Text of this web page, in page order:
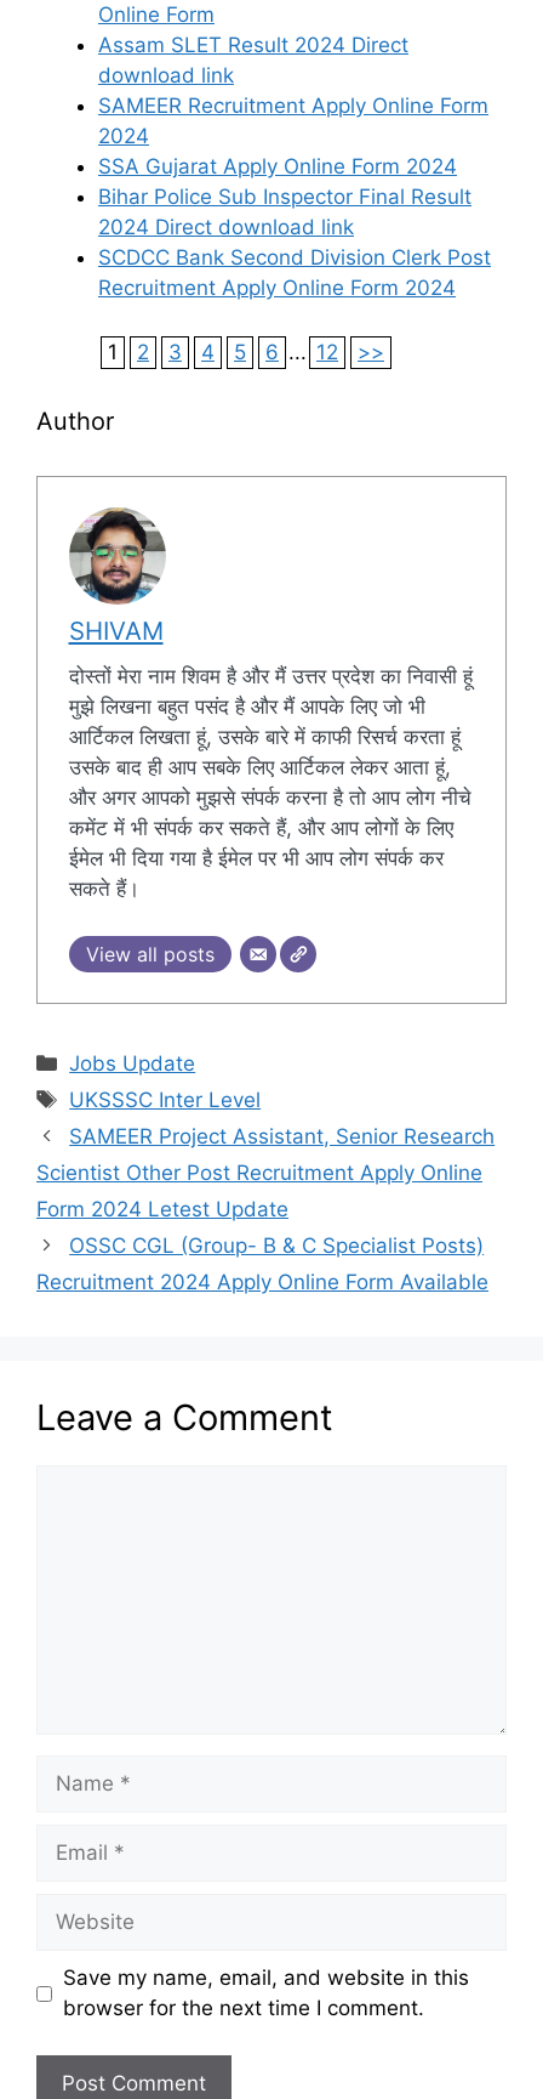
Online Form
Assam SLET Result 2024 Direct
download link
SAMEER Recruitment Apply Online Form
2024
SSA Gujarat Apply Online Form 2024
Bihar Police Sub Inspector Final Result
2024 Direct download link
SCDCC Bank Second Division Clerk Post
Recruitment Apply Online Form 2024
1 2 3 4 5 6 ... 12 >>
Author
SHIVAM
दोस्तों मेरा नाम शिवम है और मैं उत्तर प्रदेश का निवासी हूं
मुझे लिखना बहुत पसंद है और मैं आपके लिए जो भी
आर्टिकल लिखता हूं, उसके बारे में काफी रिसर्च करता हूं
उसके बाद ही आप सबके लिए आर्टिकल लेकर आता हूं,
और अगर आपको मुझसे संपर्क करना है तो आप लोग नीचे
कमेंट में भी संपर्क कर सकते हैं, और आप लोगों के लिए
ईमेल भी दिया गया है ईमेल पर भी आप लोग संपर्क कर
सकते हैं।
View all posts
Categories
Jobs Update
Tags
UKSSSC Inter Level
SAMEER Project Assistant, Senior Research
Scientist Other Post Recruitment Apply Online
Form 2024 Letest Update
OSSC CGL (Group- B & C Specialist Posts)
Recruitment 2024 Apply Online Form Available
Leave a Comment
Name
Email
Website
Save my name, email, and website in this
browser for the next time I comment.